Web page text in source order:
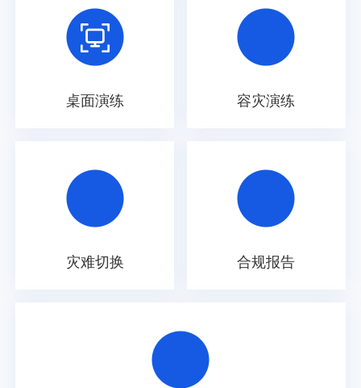
桌面演练 容灾演练
灾难切换 合规报告